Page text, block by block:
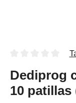
Dediprog
10 patillas